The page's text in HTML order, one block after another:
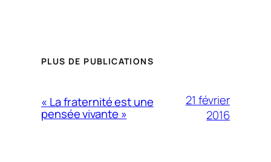
PLUS DE PUBLICATIONS
« La fraternité est une
pensée vivante »
21 février
2016